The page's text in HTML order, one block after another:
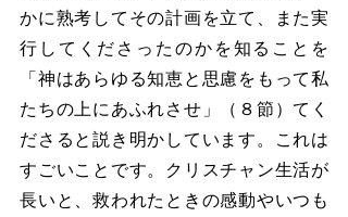
かに熟考してその計画を立て、また実
行してくださったのかを知ることを
「神はあらゆる知恵と思慮をもって私
たちの上にあふれさせ」（８節）てく
ださると説き明かしています。これは
すごいことです。クリスチャン生活が
長いと、救われたときの感動やいつも